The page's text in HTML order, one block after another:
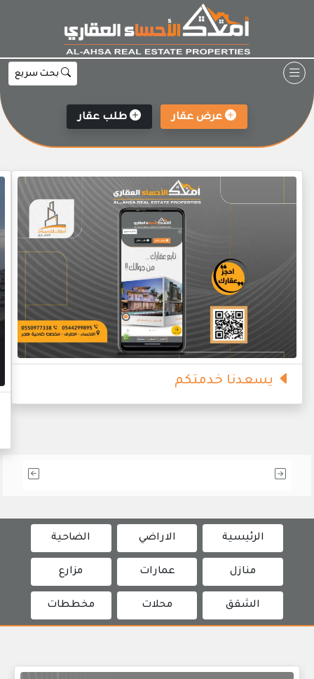
بحث سريع
عرض عقار طلب عقار
يسعدنا خدمتكم
الرئيسية الاراضي الضاحية
منازل عمارات مزارع
الشقق محلات مخططات